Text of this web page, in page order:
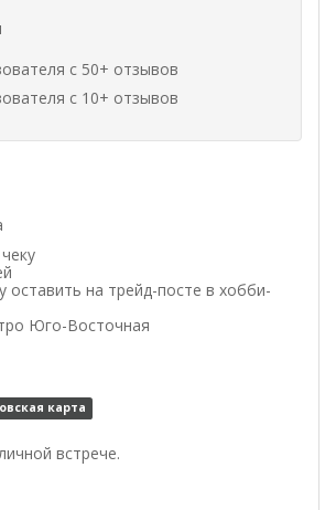
с 50+ отзывов
с 10+ отзывов
оставить на трейд-посте в хобби-
Юго-Восточная
карта
встрече.